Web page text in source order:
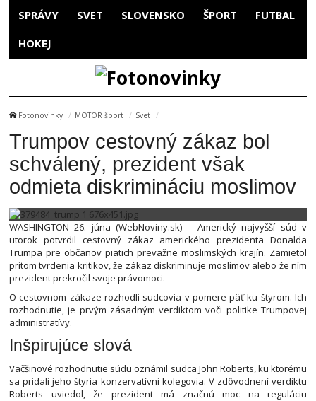
SPRÁVY SVET SLOVENSKO ŠPORT FUTBAL
HOKEJ
Fotonovinky MOTOR šport Svet
Trumpov cestovný zákaz bol
schválený, prezident však
odmieta diskrimináciu moslimov
WASHINGTON 26. júna (WebNoviny.sk) – Americký najvyšší súd v
utorok potvrdil cestovný zákaz amerického prezidenta Donalda
Trumpa pre občanov piatich prevažne moslimských krajín. Zamietol
pritom tvrdenia kritikov, že zákaz diskriminuje moslimov alebo že ním
prezident prekročil svoje právomoci.
O cestovnom zákaze rozhodli sudcovia v pomere päť ku štyrom. Ich
rozhodnutie, je prvým zásadným verdiktom voči politike Trumpovej
administratívy.
Inšpirujúce slová
Väčšinové rozhodnutie súdu oznámil sudca John Roberts, ku ktorému
sa pridali jeho štyria konzervatívni kolegovia. V zdôvodnení verdiktu
Roberts uviedol, že prezident má značnú moc na reguláciu